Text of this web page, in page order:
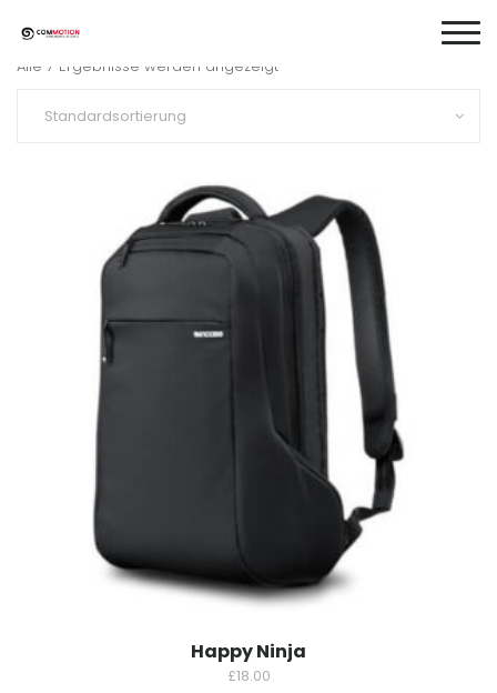
Alle 7 Ergebnisse werden angezeigt
Happy Ninja
£18.00